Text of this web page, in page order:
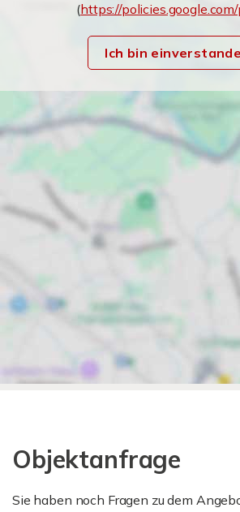
(https://
Ich bin
Objektanfrage
Sie haben noch Fragen zu dem